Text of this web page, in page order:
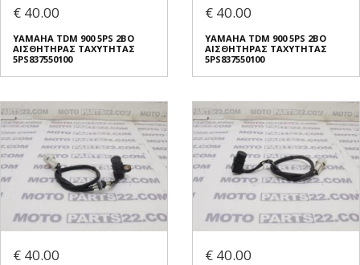
€ 40.00
YAMAHA TDM 900 5PS 2BO
ΑΙΣΘΗΤΗΡΑΣ ΤΑΧΥΤΗΤΑΣ
5PS837550100
€ 40.00
YAMAHA TDM 900 5PS 2BO
ΑΙΣΘΗΤΗΡΑΣ ΤΑΧΥΤΗΤΑΣ
5PS837550100
€ 40.00 € 40.00